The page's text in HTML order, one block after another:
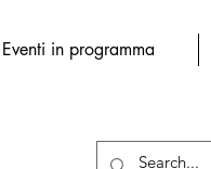
Eventi in programma